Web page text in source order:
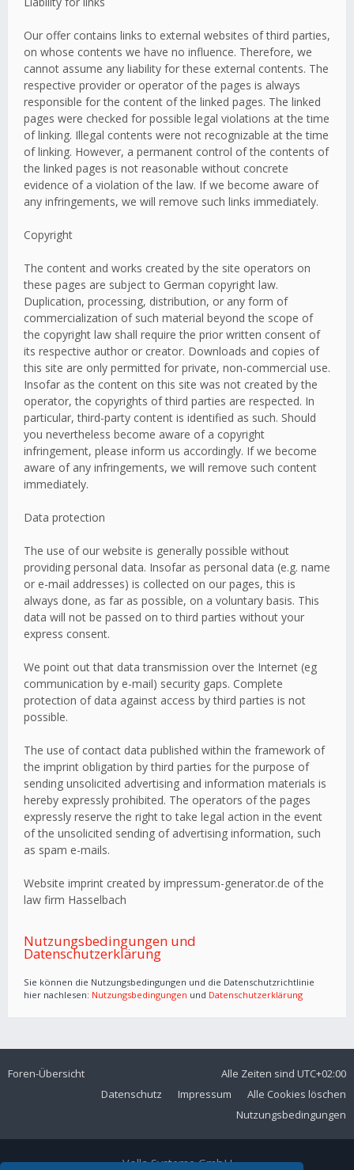
Our offer contains links to external websites of third parties,
on whose contents we have no influence. Therefore, we
cannot assume any liability for these external contents. The
respective provider or operator of the pages is always
responsible for the content of the linked pages. The linked
pages were checked for possible legal violations at the time
of linking. Illegal contents were not recognizable at the time
of linking. However, a permanent control of the contents of
the linked pages is not reasonable without concrete
evidence of a violation of the law. If we become aware of
any infringements, we will remove such links immediately.
Copyright
The content and works created by the site operators on
these pages are subject to German copyright law.
Duplication, processing, distribution, or any form of
commercialization of such material beyond the scope of
the copyright law shall require the prior written consent of
its respective author or creator. Downloads and copies of
this site are only permitted for private, non-commercial use.
Insofar as the content on this site was not created by the
operator, the copyrights of third parties are respected. In
particular, third-party content is identified as such. Should
you nevertheless become aware of a copyright
infringement, please inform us accordingly. If we become
aware of any infringements, we will remove such content
immediately.
Data protection
The use of our website is generally possible without
providing personal data. Insofar as personal data (e.g. name
or e-mail addresses) is collected on our pages, this is
always done, as far as possible, on a voluntary basis. This
data will not be passed on to third parties without your
express consent.
We point out that data transmission over the Internet (eg
communication by e-mail) security gaps. Complete
protection of data against access by third parties is not
possible.
The use of contact data published within the framework of
the imprint obligation by third parties for the purpose of
sending unsolicited advertising and information materials is
hereby expressly prohibited. The operators of the pages
expressly reserve the right to take legal action in the event
of the unsolicited sending of advertising information, such
as spam e-mails.
Website imprint created by impressum-generator.de of the
law firm Hasselbach
Nutzungsbedingungen und
Datenschutzerklärung
Sie können die Nutzungsbedingungen und die Datenschutzrichtlinie
hier nachlesen: Nutzungsbedingungen und Datenschutzerklärung
Foren-Übersicht Alle Zeiten sind UTC+02:00
Alle Cookies löschen
Impressum
Datenschutz
Nutzungsbedingungen
Volla Systeme GmbH